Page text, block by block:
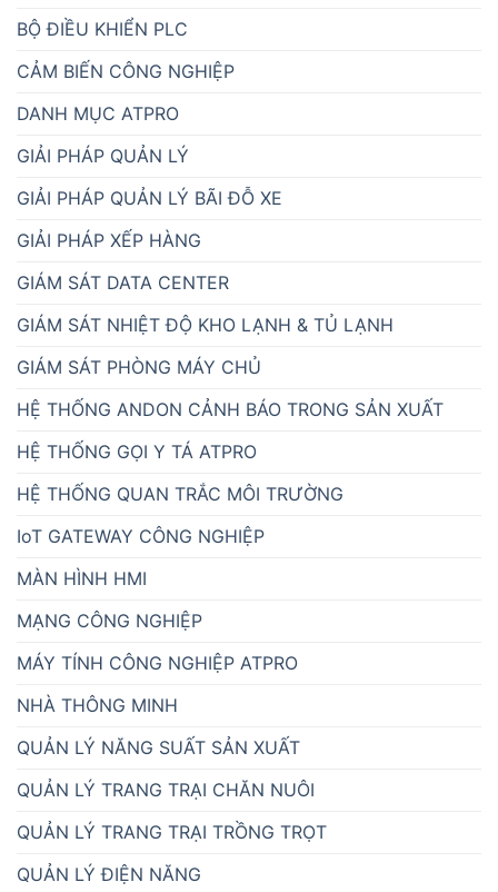
BỘ ĐIỀU KHIỂN PLC
CẢM BIẾN CÔNG NGHIỆP
DANH MỤC ATPRO
GIẢI PHÁP QUẢN LÝ
GIẢI PHÁP QUẢN LÝ BÃI ĐỖ XE
GIẢI PHÁP XẾP HÀNG
GIÁM SÁT DATA CENTER
GIÁM SÁT NHIỆT ĐỘ KHO LẠNH & TỦ LẠNH
GIÁM SÁT PHÒNG MÁY CHỦ
HỆ THỐNG ANDON CẢNH BÁO TRONG SẢN XUẤT
HỆ THỐNG GỌI Y TÁ ATPRO
HỆ THỐNG QUAN TRẮC MÔI TRƯỜNG
IoT GATEWAY CÔNG NGHIỆP
MÀN HÌNH HMI
MẠNG CÔNG NGHIỆP
MÁY TÍNH CÔNG NGHIỆP ATPRO
NHÀ THÔNG MINH
QUẢN LÝ NĂNG SUẤT SẢN XUẤT
QUẢN LÝ TRANG TRẠI CHĂN NUÔI
QUẢN LÝ TRANG TRẠI TRỒNG TRỌT
QUẢN LÝ ĐIỆN NĂNG